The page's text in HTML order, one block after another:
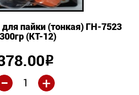
для пайки (тонкая) ГН-7523
(КТ-12)
Р
+
-